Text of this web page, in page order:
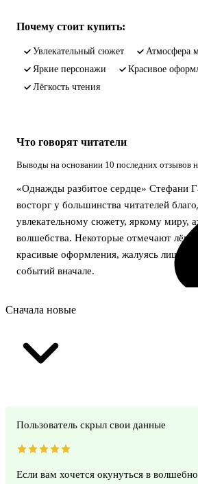
Почему стоит купить:
Увлекательный сюжет
Атмосфера
Яркие персонажи
Красивое
Лёгкость чтения
Что говорят читатели
Выводы на основании 10 последних отзывов
«Однажды разбитое сердце» Стефани
восторг у большинства читателей
увлекательному сюжету, яркому миру,
волшебства. Некоторые отмечают
красивые оформления, жалуясь лишь на
событий вначале.
Сначала новые
Пользователь скрыл свои данные
Если вам хочется окунуться в